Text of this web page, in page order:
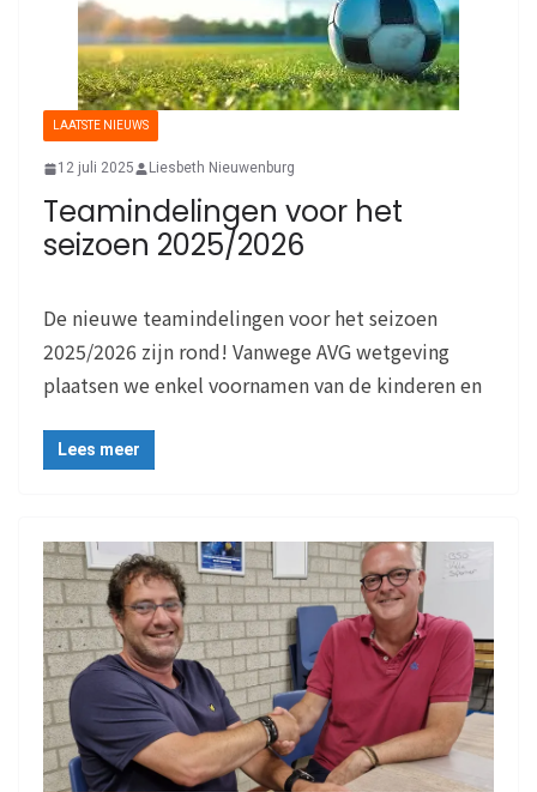
LAATSTE NIEUWS
12 juli 2025 Liesbeth Nieuwenburg
Teamindelingen voor het
seizoen 2025/2026
De nieuwe teamindelingen voor het seizoen
2025/2026 zijn rond! Vanwege AVG wetgeving
plaatsen we enkel voornamen van de kinderen en
Lees meer